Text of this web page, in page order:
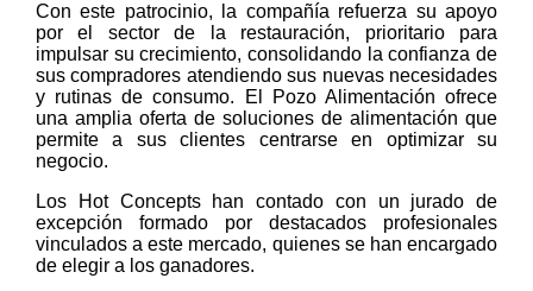
Con este patrocinio, la compañía refuerza su apoyo
por el sector de la restauración, prioritario para
impulsar su crecimiento, consolidando la confianza de
sus compradores atendiendo sus nuevas necesidades
y rutinas de consumo. El Pozo Alimentación ofrece
una amplia oferta de soluciones de alimentación que
permite a sus clientes centrarse en optimizar su
negocio.
Los Hot Concepts han contado con un jurado de
excepción formado por destacados profesionales
vinculados a este mercado, quienes se han encargado
de elegir a los ganadores.